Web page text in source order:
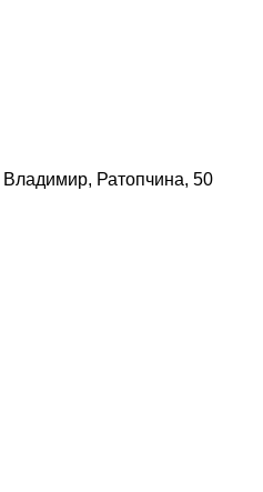
Владимир, Ратопчина, 50